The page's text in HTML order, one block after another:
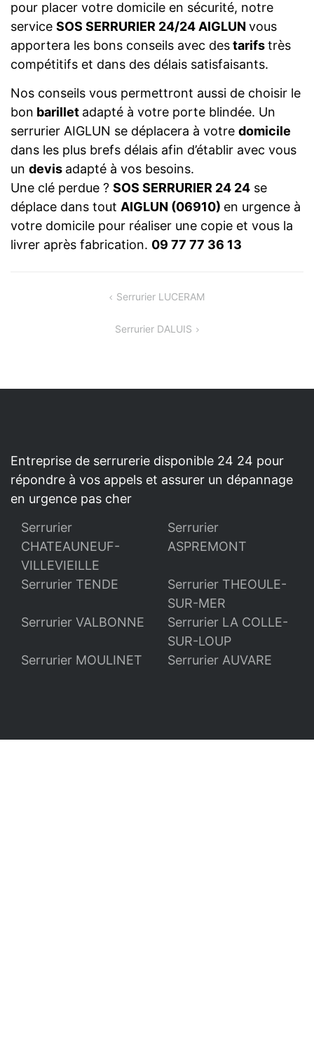
pour placer votre domicile en sécurité, notre
service SOS SERRURIER 24/24 AIGLUN vous
apportera les bons conseils avec destarifstrès
compétitifs et dans des délais satisfaisants.
Nos conseils vous permettront aussi de choisir le
bon barillet adapté à votre porte blindée. Un
serrurier AIGLUN se déplacera à votre domicile
dans les plus brefs délais afin d’établir avec vous
un devis adapté à vos besoins.
Une clé perdue ? SOS SERRURIER 24 24 se
déplace dans tout AIGLUN (06910) en urgence à
votre domicile pour réaliser une copie et vous la
livrer après fabrication. 09 77 77 36 13
Serrurier LUCERAM
Serrurier DALUIS
Entreprise de serrurerie disponible 24 24 pour
répondre à vos appels et assurer un dépannage
en urgence pas cher
Serrurier
CHATEAUNEUF-
VILLEVIEILLE
Serrurier
ASPREMONT
Serrurier TENDE
Serrurier THEOULE-
SUR-MER
Serrurier VALBONNE
Serrurier LA COLLE-
SUR-LOUP
Serrurier MOULINET
Serrurier AUVARE